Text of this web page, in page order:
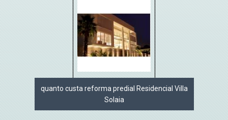
quanto custa reforma predial Residencial Villa
Solaia